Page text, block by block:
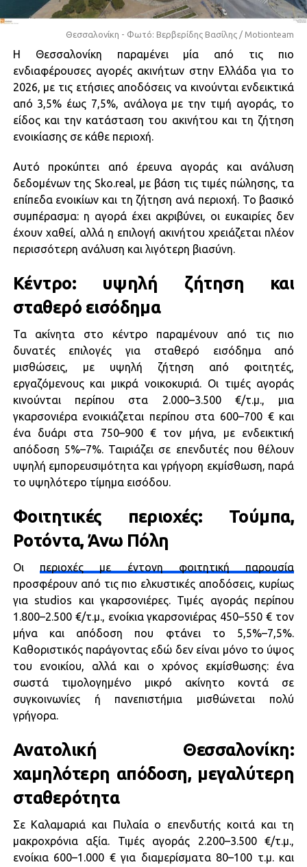
Θεσσαλονίκη - Φωτό: Βερβερίδης Βασίλης / Motionteam
Η Θεσσαλονίκη παραμένει μία από τις πιο
ενδιαφέρουσες αγορές ακινήτων στην Ελλάδα για το
2026, με τις ετήσιες αποδόσεις να κινούνται ενδεικτικά
από 3,5% έως 7,5%, ανάλογα με την τιμή αγοράς, το
είδος και την κατάσταση του ακινήτου και τη ζήτηση
ενοικίασης σε κάθε περιοχή.
Αυτό προκύπτει από έρευνα αγοράς και ανάλυση
δεδομένων της Sko.real, με βάση τις τιμές πώλησης, τα
επίπεδα ενοικίων και τη ζήτηση ανά περιοχή. Το βασικό
συμπέρασμα: η αγορά έχει ακριβύνει, οι ευκαιρίες δεν
έχουν χαθεί, αλλά η επιλογή ακινήτου χρειάζεται πλέον
περισσότερη ανάλυση και λιγότερη βιασύνη.
Κέντρο: υψηλή ζήτηση και
σταθερό εισόδημα
Τα ακίνητα στο κέντρο παραμένουν από τις πιο
δυνατές επιλογές για σταθερό εισόδημα από
μισθώσεις, με υψηλή ζήτηση από φοιτητές,
εργαζόμενους και μικρά νοικοκυριά. Οι τιμές αγοράς
κινούνται περίπου στα 2.000–3.500 €/τ.μ., μια
γκαρσονιέρα ενοικιάζεται περίπου στα 600–700 € και
ένα δυάρι στα 750–900 € τον μήνα, με ενδεικτική
απόδοση 5%–7%. Ταιριάζει σε επενδυτές που θέλουν
υψηλή εμπορευσιμότητα και γρήγορη εκμίσθωση, παρά
το υψηλότερο τίμημα εισόδου.
Φοιτητικές περιοχές: Τούμπα,
Ροτόντα, Άνω Πόλη
Οι περιοχές με έντονη φοιτητική παρουσία
προσφέρουν από τις πιο ελκυστικές αποδόσεις, κυρίως
για studios και γκαρσονιέρες. Τιμές αγοράς περίπου
1.800–2.500 €/τ.μ., ενοίκια γκαρσονιέρας 450–550 € τον
μήνα και απόδοση που φτάνει το 5,5%–7,5%.
Καθοριστικός παράγοντας εδώ δεν είναι μόνο το ύψος
του ενοικίου, αλλά και ο χρόνος εκμίσθωσης: ένα
σωστά τιμολογημένο μικρό ακίνητο κοντά σε
συγκοινωνίες ή πανεπιστήμια μισθώνεται πολύ
γρήγορα.
Ανατολική Θεσσαλονίκη:
χαμηλότερη απόδοση, μεγαλύτερη
σταθερότητα
Σε Καλαμαριά και Πυλαία ο επενδυτής κοιτά και τη
μακροχρόνια αξία. Τιμές αγοράς 2.200–3.500 €/τ.μ.,
ενοίκια 600–1.000 € για διαμερίσματα 80–100 τ.μ. και